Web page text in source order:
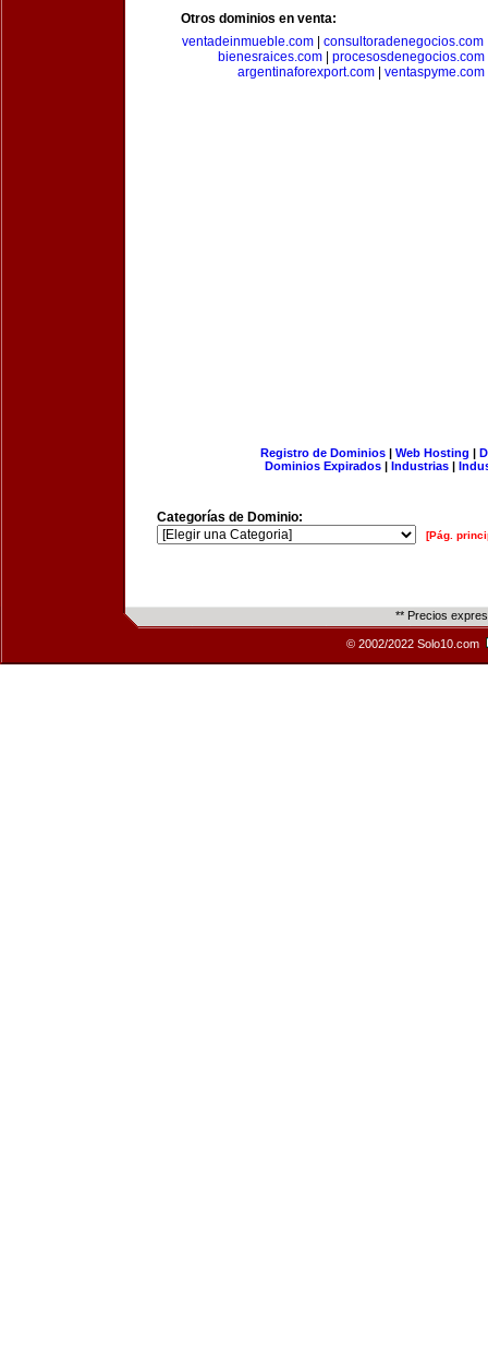
Otros dominios en venta:
ventadeinmueble.com| consultoradenegocios.com
bienesraices.com
procesosdenegocios.com
argentinaforexport.com| ventaspyme.com
Registro de Dominios| Web Hosting |
Dominios Expirados | Industrias |
Categorías de Dominio:
[Pág.
** Precios
© 2002/2022 Solo10.com